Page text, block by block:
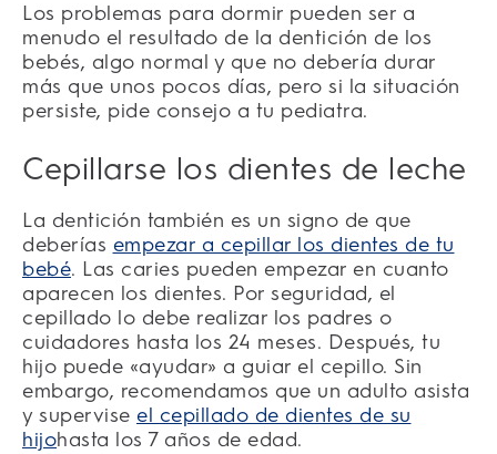
Los problemas para dormir pueden ser a
menudo el resultado de la dentición de los
bebés, algo normal y que no debería durar
más que unos pocos días, pero si la situación
persiste, pide consejo a tu pediatra.
Cepillarse los dientes de leche
La dentición también es un signo de que
deberías empezar a cepillar los dientes de tu
bebé. Las caries pueden empezar en cuanto
aparecen los dientes. Por seguridad, el
cepillado lo debe realizar los padres o
cuidadores hasta los 24 meses. Después, tu
hijo puede «ayudar» a guiar el cepillo. Sin
embargo, recomendamos que un adulto asista
y supervise el cepillado de dientes de su
hijohasta los 7 años de edad.